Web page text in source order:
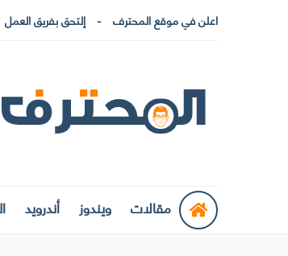
اعلن في موقع المحترف إلتحق بفريق العمل
مقالات ويندوز أندرويد